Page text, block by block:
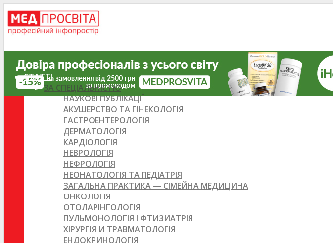
СТАТТІ
ЗА СПЕЦІАЛЬНІСТЮ
НАУКОВІ ПУБЛІКАЦІЇ
АКУШЕРСТВО ТА ГІНЕКОЛОГІЯ
ГАСТРОЕНТЕРОЛОГІЯ
ДЕРМАТОЛОГІЯ
КАРДІОЛОГІЯ
НЕВРОЛОГІЯ
НЕФРОЛОГІЯ
НЕОНАТОЛОГІЯ ТА ПЕДІАТРІЯ
ЗАГАЛЬНА ПРАКТИКА — СІМЕЙНА МЕДИЦИНА
ОНКОЛОГІЯ
ОТОЛАРІНГОЛОГІЯ
ПУЛЬМОНОЛОГІЯ І ФТИЗИАТРІЯ
ХІРУРГІЯ И ТРАВМАТОЛОГІЯ
ЕНДОКРИНОЛОГІЯ